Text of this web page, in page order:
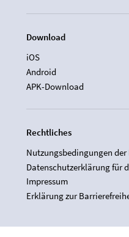
Download
iOS
Android
APK-Download
Rechtliches
Nutzungsbedingungen der
Datenschutzerklärung für
Impressum
Erklärung zur